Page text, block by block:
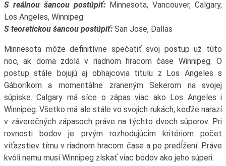
S reálnou šancou postúpiť: Minnesota, Vancouver, Calgary,
Los Angeles, Winnipeg
S teoretickou šancou postúpiť:San Jose, Dallas
Minnesota môže definitívne spečatiť svoj postup už túto
noc, ak doma zdolá v riadnom hracom čase Winnipeg. O
postup stále bojujú aj obhajcovia titulu z Los Angeles s
Gáboríkom a momentálne zraneným Sekerom na svojej
súpiske. Calgary má síce o zápas viac ako Los Angeles i
Winnipeg. Všetko má ale stále vo svojich rukách, keďže narazí
v záverečných zápasoch práve na týchto dvoch súperov. Pri
rovnosti bodov je prvým rozhodujúcim kritériom počet
víťazstiev tímu v riadnom hracom čase a po predĺžení. Práve
kvôli nemu musí Winnipeg získať viac bodov ako jeho súperi.